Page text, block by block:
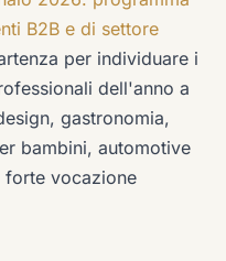
B2B e di settore
per individuare i
dell'anno a
gastronomia,
bambini, automotive
forte vocazione